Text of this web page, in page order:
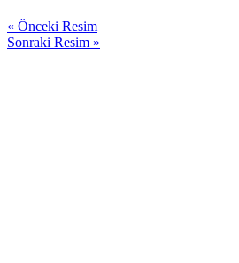
« Önceki Resim
Sonraki Resim »